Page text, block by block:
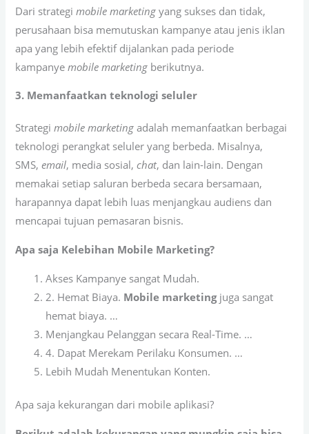
Dari strategimobile marketing yang sukses dan tidak,
perusahaan bisa memutuskan kampanye atau jenis iklan
apa yang lebih efektif dijalankan pada periode
kampanyemobile marketing berikutnya.
3. Memanfaatkan teknologi seluler
Strategimobile marketing adalah memanfaatkan berbagai
teknologi perangkat seluler yang berbeda. Misalnya,
SMS,email, media sosial,chat, dan lain-lain. Dengan
memakai setiap saluran berbeda secara bersamaan,
harapannya dapat lebih luas menjangkau audiens dan
mencapai tujuan pemasaran bisnis.
Apa saja Kelebihan Mobile Marketing?
Akses Kampanye sangat Mudah.
2. Hemat Biaya. Mobile marketingjuga sangat
hemat biaya. …
Menjangkau Pelanggan secara Real-Time. …
4. Dapat Merekam Perilaku Konsumen. …
Lebih Mudah Menentukan Konten.
Apa saja kekurangan dari mobile aplikasi?